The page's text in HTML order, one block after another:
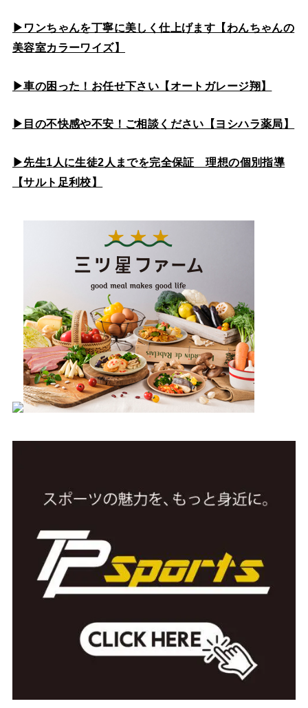
▶ワンちゃんを丁寧に美しく仕上げます【わんちゃんの
美容室カラーワイズ】
▶車の困った！お任せ下さい【オートガレージ翔】
▶目の不快感や不安！ご相談ください【ヨシハラ薬局】
▶先生1人に生徒2人までを完全保証 理想の個別指導
【サルト足利校】